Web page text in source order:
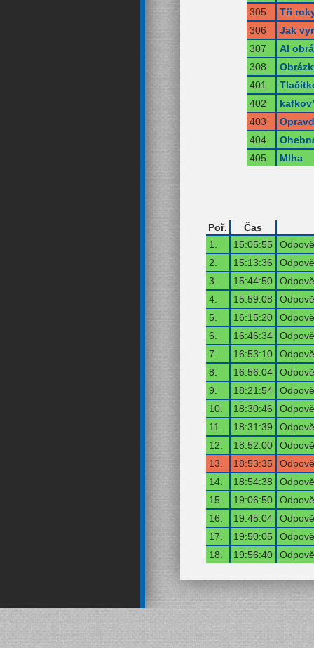
305
Tři
306
Jak
307
AI
308
401
402
403
404
405
Mlha
Poř.
Čas
1.
15:05:55
2.
15:13:36
3.
15:44:50
4.
15:59:08
5.
16:15:20
6.
16:46:34
7.
16:53:10
8.
16:56:04
9.
18:21:54
10.
18:30:46
11.
18:31:39
12.
18:52:00
13.
18:53:35
14.
18:54:38
15.
19:06:50
16.
19:45:04
17.
19:50:05
18.
19:56:40